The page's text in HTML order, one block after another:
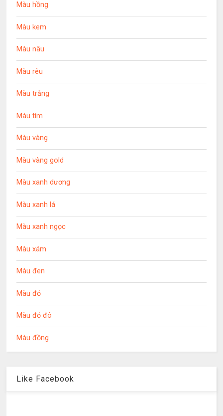
Màu hồng
Màu kem
Màu nâu
Màu rêu
Màu trắng
Màu tím
Màu vàng
Màu vàng gold
Màu xanh dương
Màu xanh lá
Màu xanh ngọc
Màu xám
Màu đen
Màu đỏ
Màu đỏ đô
Màu đồng
Like Facebook